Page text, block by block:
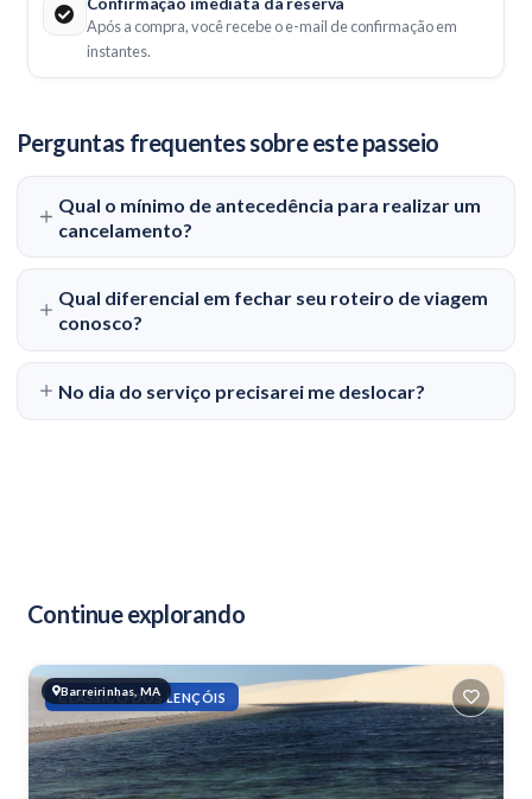
Após a compra, você recebe o e-mail de confirmação em
instantes.
Perguntas frequentes sobre este passeio
Qual o mínimo de antecedência para realizar um
cancelamento?
Qual diferencial em fechar seu roteiro de viagem
conosco?
No dia do serviço precisarei me deslocar?
Continue explorando
CLÁSSICO DOS LENÇÓIS
Barreirinhas, MA